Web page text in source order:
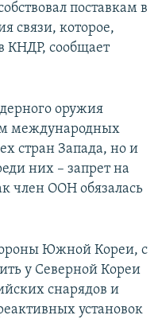
поставкам в
связи, которое,
КНДР, сообщает
оружия
международных
стран Запада, но и
них – запрет на
член ООН обязалась
Южной Кореи, с
у Северной Кореи
снарядов и
установок